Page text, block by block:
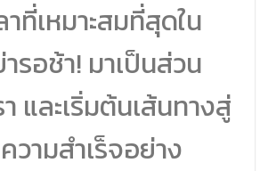
าที่เหมาะสมที่สุดใน
รอช้า! มาเป็นส่วน
และเริ่มต้นเส้นทางสู่
วามสำเร็จอย่าง